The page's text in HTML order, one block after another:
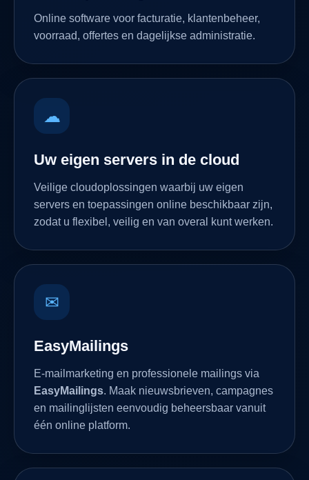
Online software voor facturatie, klantenbeheer,
voorraad, offertes en dagelijkse administratie.
☁
Uw eigen servers in de cloud
Veilige cloudoplossingen waarbij uw eigen
servers en toepassingen online beschikbaar zijn,
zodat u flexibel, veilig en van overal kunt werken.
✉
EasyMailings
E-mailmarketing en professionele mailings via
EasyMailings. Maak nieuwsbrieven, campagnes
en mailinglijsten eenvoudig beheersbaar vanuit
één online platform.